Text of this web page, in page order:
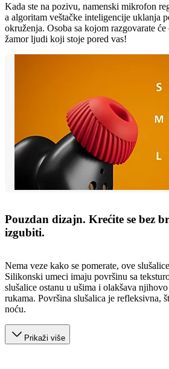
Kada ste na pozivu, namenski mikrofon
a algoritam veštačke inteligencije uklanja
okruženja. Osoba sa kojom razgovarate
žamor ljudi koji stoje pored vas!
Pouzdan dizajn. Krećite se bez
izgubiti.
Nema veze kako se pomerate, ove
Silikonski umeci imaju površinu sa
slušalice ostanu u ušima i olakšava
rukama. Površina slušalica je refleksivna,
noću.
Prikaži više